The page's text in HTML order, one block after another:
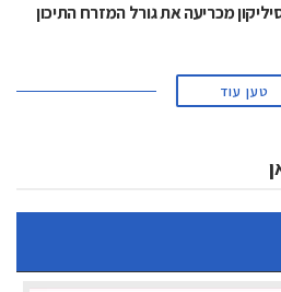
מכריעה את גורל המזרח התיכון
טען עוד